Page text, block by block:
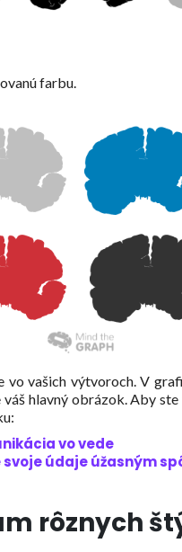
farbu.
vo vašich výtvoroch. V
hlavný obrázok. Aby
vo vede
údaje úžasným
rôznych